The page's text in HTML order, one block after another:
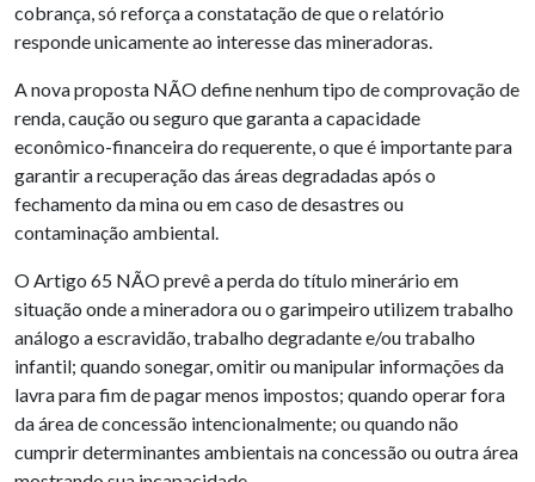
cobrança, só reforça a constatação de que o relatório
responde unicamente ao interesse das mineradoras.
A nova proposta NÃO define nenhum tipo de comprovação de
renda, caução ou seguro que garanta a capacidade
econômico-financeira do requerente, o que é importante para
garantir a recuperação das áreas degradadas após o
fechamento da mina ou em caso de desastres ou
contaminação ambiental.
O Artigo 65 NÃO prevê a perda do título minerário em
situação onde a mineradora ou o garimpeiro utilizem trabalho
análogo a escravidão, trabalho degradante e/ou trabalho
infantil; quando sonegar, omitir ou manipular informações da
lavra para fim de pagar menos impostos; quando operar fora
da área de concessão intencionalmente; ou quando não
cumprir determinantes ambientais na concessão ou outra área